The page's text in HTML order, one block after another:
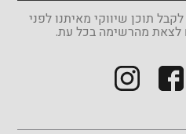
תוכן שיווקי מאיתנו לפני
לצאת מהרשימה בכל עת.